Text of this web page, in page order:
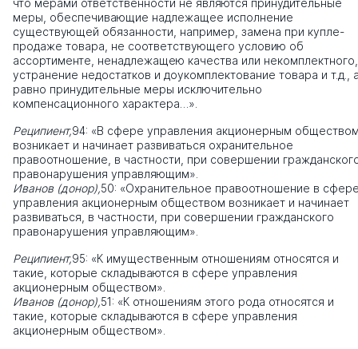
меры, обеспечивающие надлежащее исполнение
существующей обязанности, например, замена при купле-
продаже товара, не соответствующего условию об
ассортименте, ненадлежащею качества или некомплектного,
устранение недостатков и доукомплектование товара и т.д.,
равно принудительные меры исключительно
компенсационного характера…».
Реципиент,94: «В сфере управления акционерным
возникает и начинает развиваться охранительное
правоотношение, в частности, при совершении
правонарушения управляющим».
Иванов (донор),50: «Охранительное правоотношение в
управления акционерным обществом возникает и начинает
развиваться, в частности, при совершении гражданского
правонарушения управляющим».
Реципиент,95: «К имущественным отношениям относятся и
такие, которые складываются в сфере управления
акционерным обществом».
Иванов (донор),51: «К отношениям этого рода относятся и
такие, которые складываются в сфере управления
акционерным обществом».